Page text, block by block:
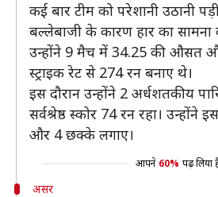
कई बार टीम को परेशानी उठानी
बल्लेबाजी के कारण हार का सामना
उन्होंने 9 मैच में 34.25 की औसत
स्ट्राइक रेट से 274 रन बनाए थे।
इस दौरान उन्होंने 2 अर्धशतकीय
सर्वश्रेष्ठ स्कोर 74 रन रहा।
और 4 छक्के लगाए।
आपने 60% पढ़ लिया
असर